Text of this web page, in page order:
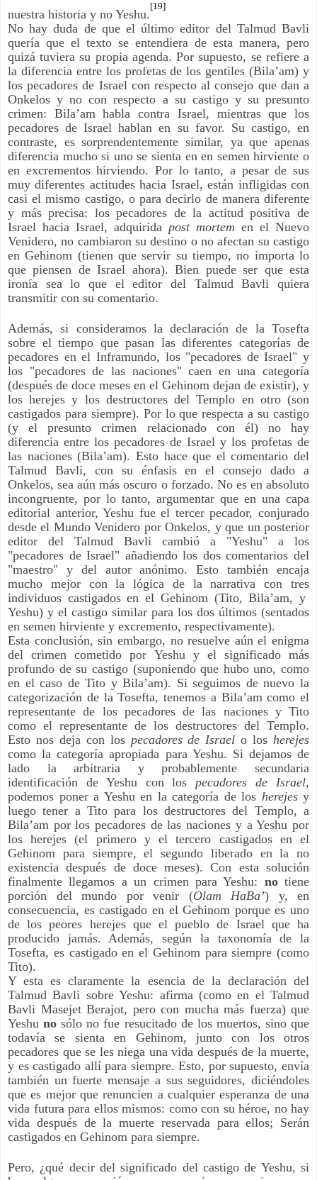
nuestra historia y no Yeshu.
[19]
No hay duda de que el último editor del Talmud Bavli
quería que el texto se entendiera de esta manera, pero
quizá tuviera su propia agenda. Por supuesto, se refiere a
la diferencia entre los profetas de los gentiles (Bila’am) y
los pecadores de Israel con respecto al consejo que dan a
Onkelos y no con respecto a su castigo y su presunto
crimen: Bila’am habla contra Israel, mientras que los
pecadores de Israel hablan en su favor. Su castigo, en
contraste, es sorprendentemente similar, ya que apenas
diferencia mucho si uno se sienta en en semen hirviente o
en excrementos hirviendo. Por lo tanto, a pesar de sus
muy diferentes actitudes hacia Israel, están infligidas con
casi el mismo castigo, o para decirlo de manera diferente
y más precisa: los pecadores de la actitud positiva de
Israel hacia Israel, adquirida post mortem en el Nuevo
Venidero, no cambiaron su destino o no afectan su castigo
en Gehinom (tienen que servir su tiempo, no importa lo
que piensen de Israel ahora). Bien puede ser que esta
ironía sea lo que el editor del Talmud Bavli quiera
transmitir con su comentario.
Además, si consideramos la declaración de la Tosefta
sobre el tiempo que pasan las diferentes categorías de
pecadores en el Inframundo, los "pecadores de Israel" y
los "pecadores de las naciones" caen en una categoría
(después de doce meses en el Gehinom dejan de existir), y
los herejes y los destructores del Templo en otro (son
castigados para siempre). Por lo que respecta a su castigo
(y el presunto crimen relacionado con él) no hay
diferencia entre los pecadores de Israel y los profetas de
las naciones (Bila’am). Esto hace que el comentario del
Talmud Bavli, con su énfasis en el consejo dado a
Onkelos, sea aún más oscuro o forzado. No es en absoluto
incongruente, por lo tanto, argumentar que en una capa
editorial anterior, Yeshu fue el tercer pecador, conjurado
desde el Mundo Venidero por Onkelos, y que un posterior
editor del Talmud Bavli cambió a "Yeshu" a los
"pecadores de Israel" añadiendo los dos comentarios del
"maestro" y del autor anónimo. Esto también encaja
mucho mejor con la lógica de la narrativa con tres
individuos castigados en el Gehinom (Tito, Bila’am, y
Yeshu) y el castigo similar para los dos últimos (sentados
en semen hirviente y excremento, respectivamente).
Esta conclusión, sin embargo, no resuelve aún el enigma
del crimen cometido por Yeshu y el significado más
profundo de su castigo (suponiendo que hubo uno, como
en el caso de Tito y Bila’am). Si seguimos de nuevo la
categorización de la Tosefta, tenemos a Bila’am como el
representante de los pecadores de las naciones y Tito
como el representante de los destructores del Templo.
Esto nos deja con los pecadores de Israel o los herejes
como la categoría apropiada para Yeshu. Si dejamos de
lado la arbitraria y probablemente secundaria
identificación de Yeshu con los pecadores de Israel,
podemos poner a Yeshu en la categoría de los herejes y
luego tener a Tito para los destructores del Templo, a
Bila’am por los pecadores de las naciones y a Yeshu por
los herejes (el primero y el tercero castigados en el
Gehinom para siempre, el segundo liberado en la no
existencia después de doce meses). Con esta solución
finalmente llegamos a un crimen para Yeshu: no tiene
porción del mundo por venir (Olam HaBa’) y, en
consecuencia, es castigado en el Gehinom porque es uno
de los peores herejes que el pueblo de Israel que ha
producido jamás. Además, según la taxonomía de la
Tosefta, es castigado en el Gehinom para siempre (como
Tito).
Y esta es claramente la esencia de la declaración del
Talmud Bavli sobre Yeshu: afirma (como en el Talmud
Bavli Masejet Berajot, pero con mucha más fuerza) que
Yeshunosólo no fue resucitado de los muertos, sino que
todavía se sienta en Gehinom, junto con los otros
pecadores que se les niega una vida después de la muerte,
y es castigado allí para siempre. Esto, por supuesto, envía
también un fuerte mensaje a sus seguidores, diciéndoles
que es mejor que renuncien a cualquier esperanza de una
vida futura para ellos mismos: como con su héroe, no hay
vida después de la muerte reservada para ellos; Serán
castigados en Gehinom para siempre.
Pero, ¿qué decir del significado del castigo de Yeshu, si